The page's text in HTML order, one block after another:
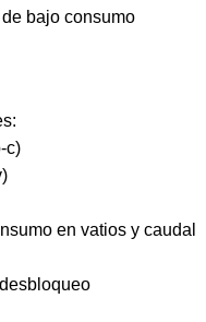
bajo consumo
c)
en vatios y caudal